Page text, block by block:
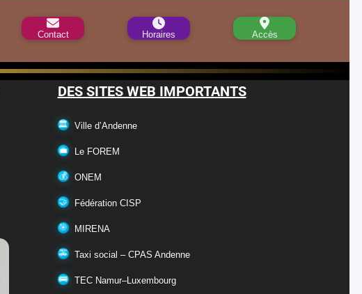
Contact Horaires Accès
DES SITES WEB IMPORTANTS
Ville d’Andenne
Le FOREM
ONEM
Fédération CISP
MIRENA
Taxi social – CPAS Andenne
TEC Namur–Luxembourg